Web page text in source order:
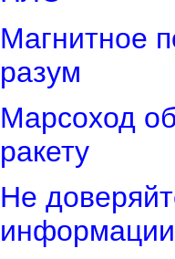
Магнитное
разум
Марсоход
ракету
Не
информации